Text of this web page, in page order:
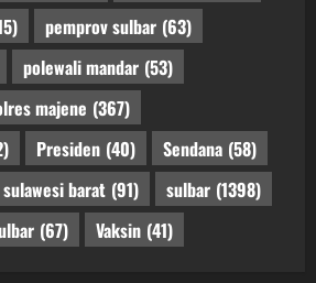
pemprov sulbar (63)
polewali mandar (53)
majene (367)
Presiden (40) Sendana (58)
sulawesi barat (91) sulbar (1398)
(67) Vaksin (41)